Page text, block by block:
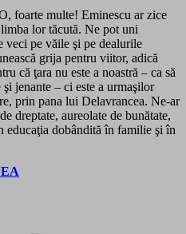
foarte multe! Eminescu ar zice
lor tăcută. Ne pot uni
veci pe văile şi pe dealurile
grija pentru viitor, adică
că ţara nu este a noastră – ca să
jenante – ci este a urmaşilor
prin pana lui Delavrancea. Ne-ar
dreptate, aureolate de bunătate,
educaţia dobândită în familie şi în